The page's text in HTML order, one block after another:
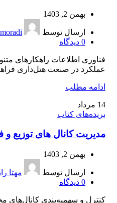
بهمن 2, 1403
ارسال توسط
0 دیدگاه
فناوری اطلاعات راهکارهای
عملکرد در صنعت هتل‌داری
ادامه مطلب
14 مرداد
بریده‌های کتاب
مدیریت کانال‌ های توزیع و
بهمن 2, 1403
ارسال توسط
مهتا
0 دیدگاه
کنترل و سهمیه‌بندی